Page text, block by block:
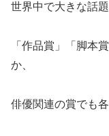
世界中で大きな話
「作品賞」「脚本
か、
俳優関連の賞でも